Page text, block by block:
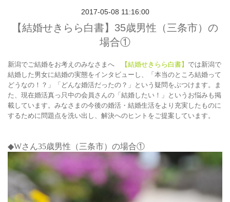
2017-05-08 11:16:00
【結婚せきらら白書】35歳男性（三条市）の
場合①
新潟でご結婚をお考えのみなさまへ 【結婚せきらら白書】 では新潟で
結婚した男女に結婚の実態をインタビューし、「本当のところ結婚って
どうなの！？」「どんな婚活だったの？」という疑問をぶつけます。ま
た、現在婚活真っ只中の会員さんの「結婚したい！」というお悩みも掲
載しています。みなさまの今後の婚活・結婚生活をより充実したものに
するために問題点を洗い出し、解決へのヒントをご提案しています。
◆Wさん35歳男性（三条市）の場合①